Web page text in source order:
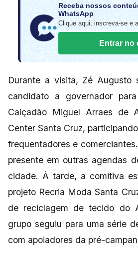
Receba nossos
WhatsApp
Clique aqui, inscreva-se e
Entrar no
Durante a visita, Zé Augusto
candidato a governador
Calçadão Miguel Arraes de
Center Santa Cruz,
frequentadores e
presente em outras agendas
cidade. À tarde, a comitiva
projeto Recria Moda Santa
de reciclagem de tecido do
grupo seguiu para uma série
com apoiadores da pré-